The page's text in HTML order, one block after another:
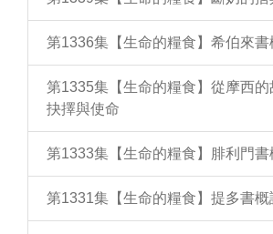
第1336集【生命的糧食】希伯來書
第1335集【生命的糧食】從摩西的
抉擇與使命
第1333集【生命的糧食】腓利門書
第1331集【生命的糧食】提多書概